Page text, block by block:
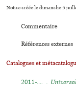
Notice créée le dimanche 5
Commentaire
Références externes
Catalogues et
2011-.... .